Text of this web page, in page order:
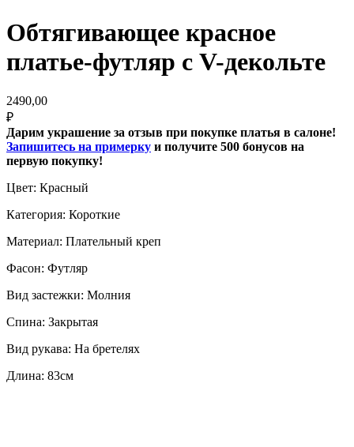
Обтягивающее красное
платье-футляр с V-декольте
2490,00
₽
Дарим украшение за отзыв при покупке платья в салоне!
Запишитесь на примерку и получите 500 бонусов на
первую покупку!
Цвет: Красный
Категория: Короткие
Материал: Плательный креп
Фасон: Футляр
Вид застежки: Молния
Спина: Закрытая
Вид рукава: На бретелях
Длина: 83см